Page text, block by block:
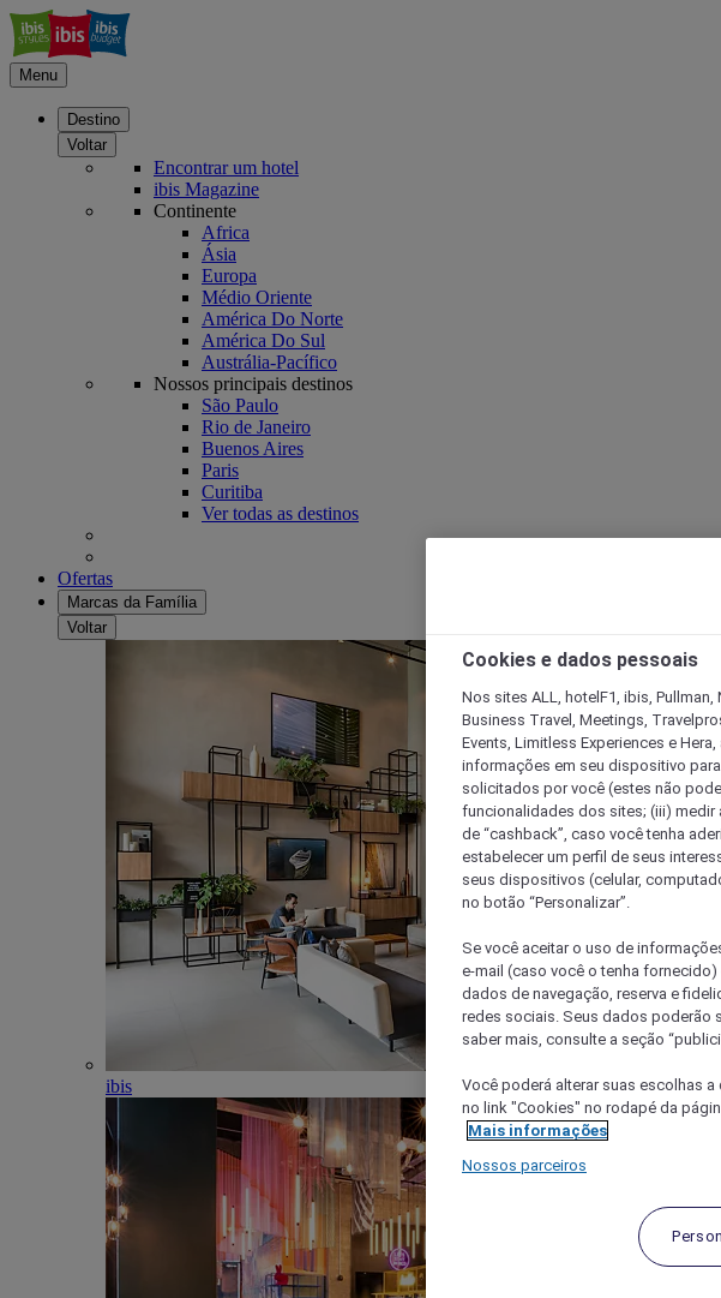
Menu
Destino
Voltar
Encontrar um hotel
ibis Magazine
Continente
Africa
Ásia
Europa
Médio Oriente
América Do Norte
América Do Sul
Austrália-Pacífico
Nossos principais destinos
São Paulo
Rio de Janeiro
Buenos Aires
Paris
Curitiba
Ver todas as destinos
Ofertas
Marcas da Família
Voltar
ibis
Cookies e dados pessoais
Nos sites ALL, hotelF1, ibis,
Business Travel, Meetings,
Events, Limitless Experiences e Hera,
informações em seu dispositivo
solicitados por você (estes não
funcionalidades dos sites; (iii) medir
de “cashback”, caso você tenha
estabelecer um perfil de seus
seus dispositivos (celular,
no botão “Personalizar”.
Se você aceitar o uso de
e-mail (caso você o tenha
dados de navegação, reserva e
redes sociais. Seus dados poderão
saber mais, consulte a seção
Você poderá alterar suas escolhas
no link "Cookies" no rodapé da
Mais informações
Nossos parceiros